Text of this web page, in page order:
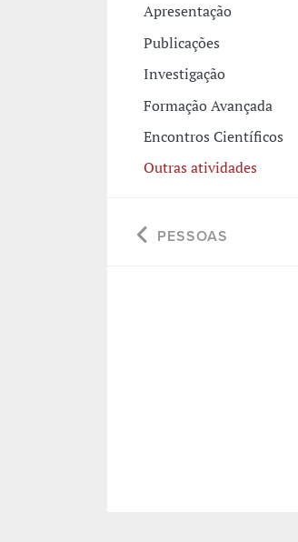
Apresentação
Publicações
Investigação
Formação Avançada
Encontros Científicos
Outras atividades
PESSOAS